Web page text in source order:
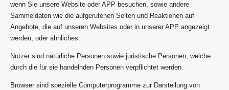
wenn Sie unsere Website oder APP besuchen, sowie andere
Sammeldaten wie die aufgerufenen Seiten und Reaktionen auf
Angebote, die auf unseren Websites oder in unserer APP angezeigt
werden, oder ähnliches.
Nutzer sind natürliche Personen sowie juristische Personen, welche
durch die für sie handelnden Personen verpflichtet werden.
Browser sind spezielle Computerprogramme zur Darstellung von